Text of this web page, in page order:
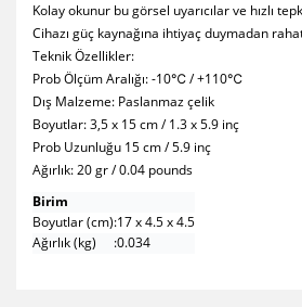
Kolay okunur bu görsel uyarıcılar ve hızlı
Cihazı güç kaynağına ihtiyaç duymadan
Teknik Özellikler:
Prob Ölçüm Aralığı: -10℃ / +110℃
Dış Malzeme: Paslanmaz çelik
Boyutlar: 3,5 x 15 cm / 1.3 x 5.9 inç
Prob Uzunluğu 15 cm / 5.9 inç
Ağırlık: 20 gr / 0.04 pounds
Birim
Boyutlar (cm):17 x 4.5 x 4.5
Ağırlık (kg)
:0.034